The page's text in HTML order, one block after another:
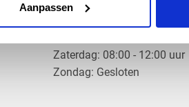
Aanpassen
​Zaterdag: 08:00 - 12:00 uur
​Zondag: Gesloten